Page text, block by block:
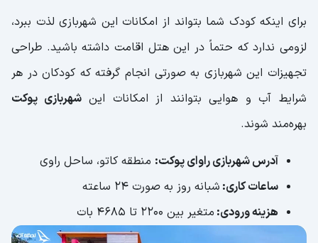
برای اینکه کودک شما بتواند از امکانات این شهربازی لذت ببرد،
لزومی ندارد که حتماً در این هتل اقامت داشته باشید. طراحی
تجهیزات این شهربازی به صورتی انجام گرفته که کودکان در هر
شرایط آب‌ و هوایی بتوانند از امکانات اینشهربازی پوکت
بهره‌مند شوند.
آدرس شهربازی راوای پوکت: منطقه کاتو، ساحل راوی
ساعات کاری: شبانه ‌روز به صورت 24 ساعته
هزینه ورودی: متغیر بین 2200 تا 4685 بات